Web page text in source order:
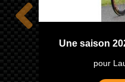
Une saison
pour